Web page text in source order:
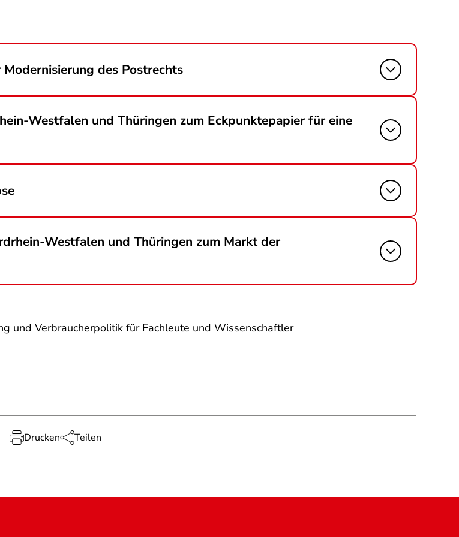
des Postrechts
Westfalen und Thüringen zum Eckpunktepapier für eine
Westfalen und Thüringen zum Markt der
und Verbraucherpolitik für Fachleute und Wissenschaftler
Drucken Teilen